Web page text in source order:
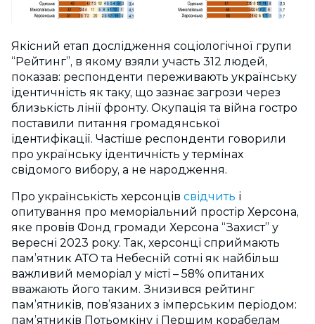
Якісний етап дослідження соціологічної групи
“Рейтинг”, в якому взяли участь 312 людей,
показав: респонденти переживають українську
ідентичність як таку, що зазнає загрози через
близькість лінії фронту. Окупація та війна гостро
поставили питання громадянської
ідентифікації. Частіше респонденти говорили
про українську ідентичність у термінах
свідомого вибору, а не народження.
Про українськість херсонців свідчить і
опитування про меморіальний простір Херсона,
яке провів Фонд громади Херсона “Захист” у
вересні 2023 року. Так, херсонці сприймають
пам’ятник АТО та Небесній сотні як найбільш
важливий меморіал у місті – 58% опитаних
вважають його таким. Знизився рейтинг
пам’ятників, пов’язаних з імперським періодом:
пам’ятників Потьомкіну і Першим корабелам